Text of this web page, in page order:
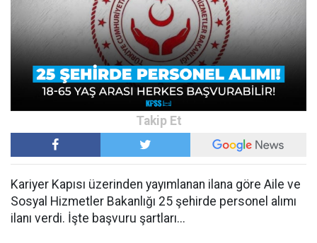
Kariyer Kapısı üzerinden yayımlanan ilana göre Aile ve
Sosyal Hizmetler Bakanlığı 25 şehirde personel alımı
ilanı verdi. İşte başvuru şartları...